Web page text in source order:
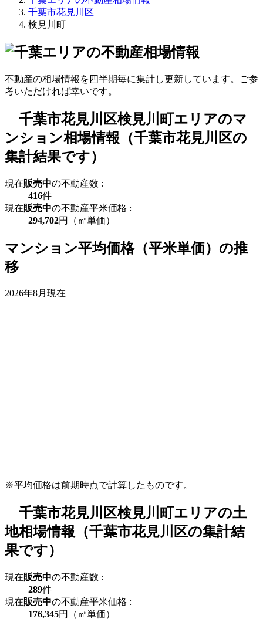
千葉市花見川区
検見川町
不動産の相場情報を四半期毎に集計し更新しています。ご参
考いただければ幸いです。
千葉市花見川区検見川町エリアのマ
ンション相場情報（千葉市花見川区の
集計結果です）
現在販売中の不動産数 :
416件
現在販売中の不動産平米価格 :
294,702円（㎡単価）
マンション平均価格（平米単価）の推
移
2026年8月現在
※平均価格は前期時点で計算したものです。
千葉市花見川区検見川町エリアの土
地相場情報（千葉市花見川区の集計結
果です）
現在販売中の不動産数 :
289件
現在販売中の不動産平米価格 :
176,345円（㎡単価）